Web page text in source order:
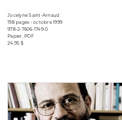
Jocelyne Saint-Arnaud
198 pages • octobre 1999
978-2-7606-1749-0
Papier, PDF
24,95 $